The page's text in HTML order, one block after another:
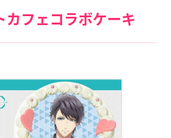
カフェコラボケーキ